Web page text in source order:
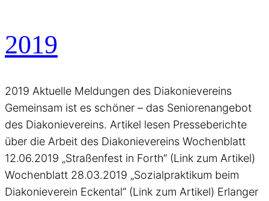
2019
2019 Aktuelle Meldungen des Diakonievereins
Gemeinsam ist es schöner – das Seniorenangebot
des Diakonievereins. Artikel lesen Presseberichte
über die Arbeit des Diakonievereins Wochenblatt
12.06.2019 „Straßenfest in Forth“ (Link zum Artikel)
Wochenblatt 28.03.2019 „Sozialpraktikum beim
Diakonieverein Eckental“ (Link zum Artikel) Erlanger